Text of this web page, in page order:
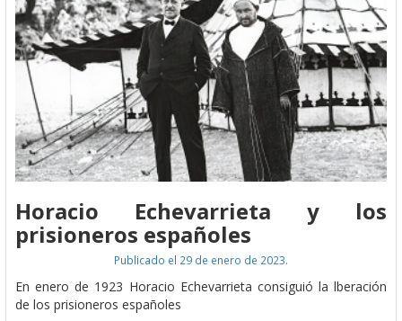
Horacio Echevarrieta y los
prisioneros españoles
Publicado el 29 de enero de 2023.
En enero de 1923 Horacio Echevarrieta consiguió la lberación
de los prisioneros españoles